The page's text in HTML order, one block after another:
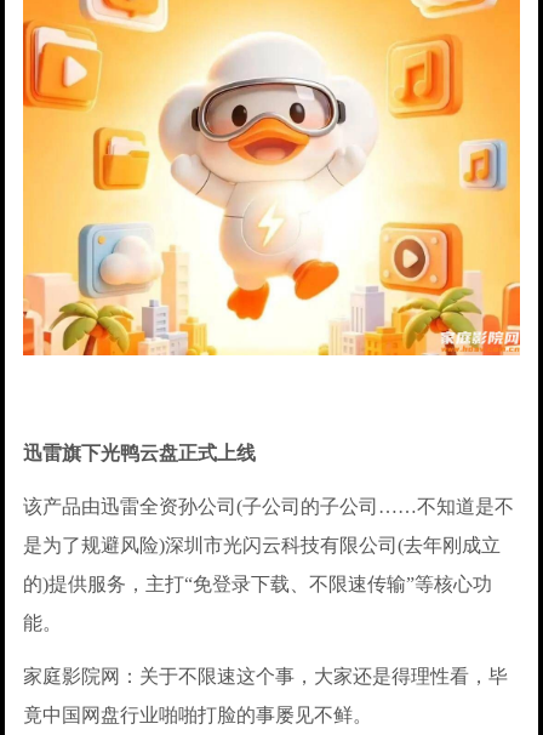
迅雷旗下光鸭云盘正式上线
该产品由迅雷全资孙公司(子公司的子公司……不知道是不
是为了规避风险)深圳市光闪云科技有限公司(去年刚成立
的)提供服务，主打“免登录下载、不限速传输”等核心功
能。
家庭影院网：关于不限速这个事，大家还是得理性看，毕
竟中国网盘行业啪啪打脸的事屡见不鲜。